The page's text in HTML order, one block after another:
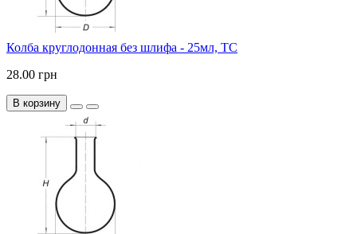
Колба круглодонная без шлифа - 25мл, ТС
28.00 грн
В корзину